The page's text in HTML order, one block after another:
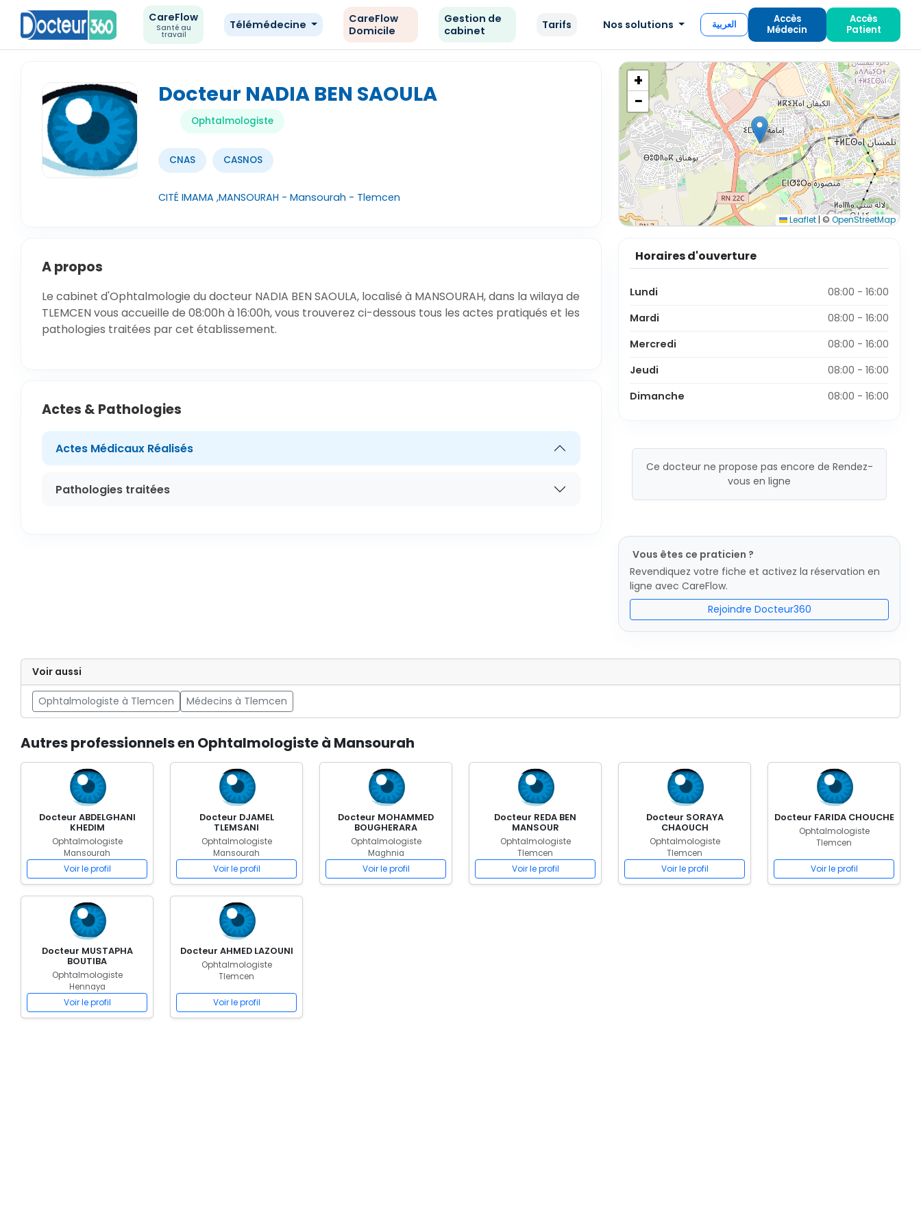
CareFlow
Santé au
travail
Télémédecine
CareFlow
Domicile
Gestion de
cabinet
Tarifs Nos solutions العربية
Accès
Médecin
Accès
Patient
Docteur NADIA BEN SAOULA
Ophtalmologiste
CNAS CASNOS
CITÉ IMAMA ,MANSOURAH - Mansourah - Tlemcen
+
−
Leaflet | © OpenStreetMap
A propos
Le cabinet d'Ophtalmologie du docteur NADIA BEN SAOULA, localisé à MANSOURAH, dans la wilaya de
TLEMCEN vous accueille de 08:00h à 16:00h, vous trouverez ci-dessous tous les actes pratiqués et les
pathologies traitées par cet établissement.
Actes & Pathologies
Actes Médicaux Réalisés
Pathologies traitées
Horaires d'ouverture
Lundi
08:00 - 16:00
Mardi
08:00 - 16:00
Mercredi
08:00 - 16:00
Jeudi
08:00 - 16:00
Dimanche
08:00 - 16:00
Ce docteur ne propose pas encore de Rendez-
vous en ligne
Vous êtes ce praticien ?
Revendiquez votre fiche et activez la réservation en
ligne avec CareFlow.
Rejoindre Docteur360
Voir aussi
Ophtalmologiste à Tlemcen Médecins à Tlemcen
Autres professionnels en Ophtalmologiste à Mansourah
Docteur ABDELGHANI
KHEDIM
Ophtalmologiste
Mansourah
Voir le profil
Docteur DJAMEL
TLEMSANI
Ophtalmologiste
Mansourah
Voir le profil
Docteur MOHAMMED
BOUGHERARA
Ophtalmologiste
Maghnia
Voir le profil
Docteur REDA BEN
MANSOUR
Ophtalmologiste
Tlemcen
Voir le profil
Docteur SORAYA
CHAOUCH
Ophtalmologiste
Tlemcen
Voir le profil
Docteur FARIDA CHOUCHE
Ophtalmologiste
Tlemcen
Voir le profil
Docteur MUSTAPHA
BOUTIBA
Ophtalmologiste
Hennaya
Voir le profil
Docteur AHMED LAZOUNI
Ophtalmologiste
Tlemcen
Voir le profil